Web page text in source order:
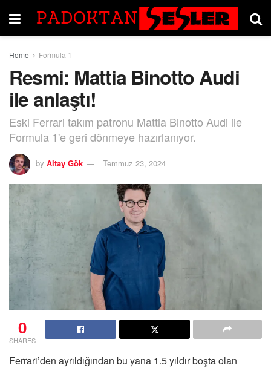
Home Formula 1
Resmi: Mattia Binotto Audi
ile anlaştı!
Eski Ferrari takım patronu Mattia Binotto Audi ile
Formula 1'e geri dönmeye hazırlanıyor.
by Altay Gök Temmuz 23, 2024
0
SHARES
Ferrari’den ayrıldığından bu yana 1.5 yıldır boşta olan